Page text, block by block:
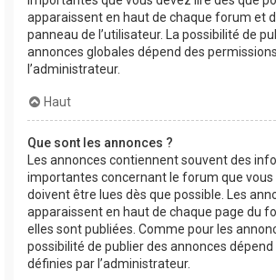
apparaissent en haut de chaque forum et
panneau de l’utilisateur. La possibilité de
annonces globales dépend des
l’administrateur.
Haut
Que sont les annonces ?
Les annonces contiennent souvent des
importantes concernant le forum que
doivent être lues dès que possible. Les
apparaissent en haut de chaque page du
elles sont publiées. Comme pour les
possibilité de publier des annonces
définies par l’administrateur.